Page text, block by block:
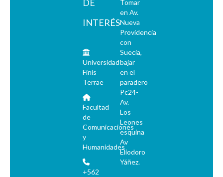
DE
INTERÉS
Universidad
Finis
Terrae
Facultad
de
Comunicaciones
y
Humanidades
+562
Tomar
en Av.
Nueva
Providencia
con
Suecia,
bajar
en el
paradero
Pc24-
Av.
Los
Leones
esquina
Av
Eliodoro
Yáñez.